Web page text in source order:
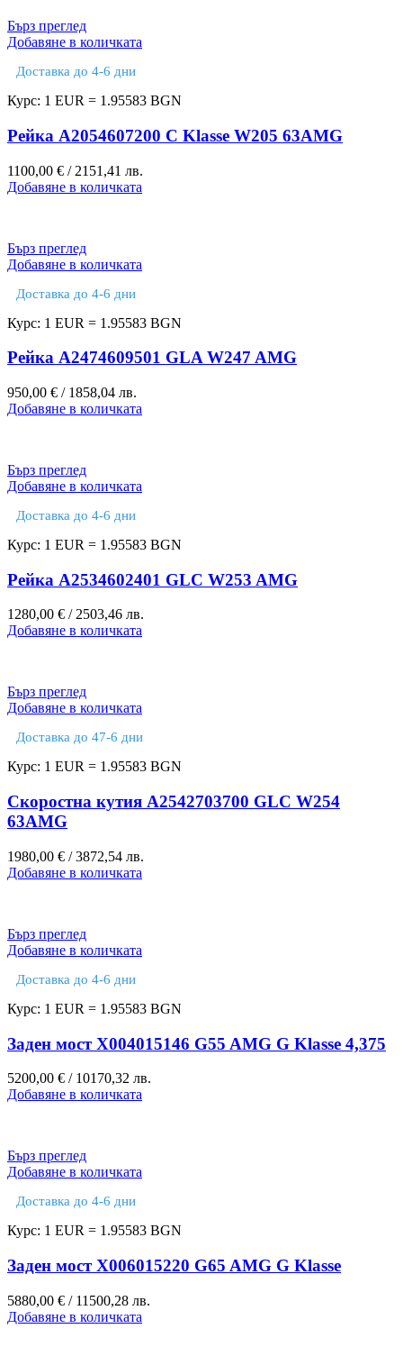
Бърз преглед
Добавяне в количката
Доставка до 4-6 дни
Курс: 1 EUR = 1.95583 BGN
Рейка A2054607200 C Klasse W205 63AMG
1100,00 € / 2151,41 лв.
Добавяне в количката
Бърз преглед
Добавяне в количката
Доставка до 4-6 дни
Курс: 1 EUR = 1.95583 BGN
Рейка A2474609501 GLA W247 AMG
950,00 € / 1858,04 лв.
Добавяне в количката
Бърз преглед
Добавяне в количката
Доставка до 4-6 дни
Курс: 1 EUR = 1.95583 BGN
Рейка A2534602401 GLC W253 AMG
1280,00 € / 2503,46 лв.
Добавяне в количката
Бърз преглед
Добавяне в количката
Доставка до 47-6 дни
Курс: 1 EUR = 1.95583 BGN
Скоростна кутия A2542703700 GLC W254
63AMG
1980,00 € / 3872,54 лв.
Добавяне в количката
Бърз преглед
Добавяне в количката
Доставка до 4-6 дни
Курс: 1 EUR = 1.95583 BGN
Заден мост X004015146 G55 AMG G Klasse 4,375
5200,00 € / 10170,32 лв.
Добавяне в количката
Бърз преглед
Добавяне в количката
Доставка до 4-6 дни
Курс: 1 EUR = 1.95583 BGN
Заден мост X006015220 G65 AMG G Klasse
5880,00 € / 11500,28 лв.
Добавяне в количката